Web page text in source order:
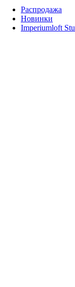
Распродажа
Новинки
Imperiumloft